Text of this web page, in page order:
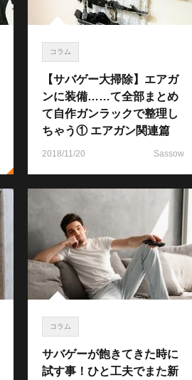
コラム
【サバゲー大掃除】エアガ
ンに装備……て全部まとめ
て自作ガンラックで整理し
ちゃう① エアガン関連篇
2018/11/20 Sassow
コラム
サバゲーが飽きてきた時に
試す事！ひと工夫でまた新